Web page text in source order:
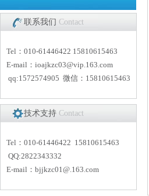
联系我们 Contact
Tel：010-61446422 15810615463
E-mail： ioajkzc03@vip.163.com
qq:1572574905 微信：15810615463
技术支持 Contact
Tel：010-61446422 15810615463
QQ:2822343332
E-mail： bjjkzc01@.163.com